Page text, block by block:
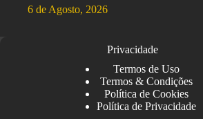
6 de Agosto, 2026
Privacidade
Termos de Uso
Termos & Condições
Política de Cookies
Política de Privacidade